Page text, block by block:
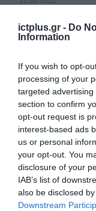
ictplus.gr - Do
Information
If you wish to opt-
processing of your
targeted
section to confirm
opt-out request is
interest-based ads
us or personal
your opt-out. You
disclosure of your
IAB’s list of
also be disclosed
Downstream
έργα
σε έργα
λειτουργούν
έδρα στην